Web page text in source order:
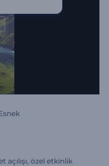
özel etkinlik